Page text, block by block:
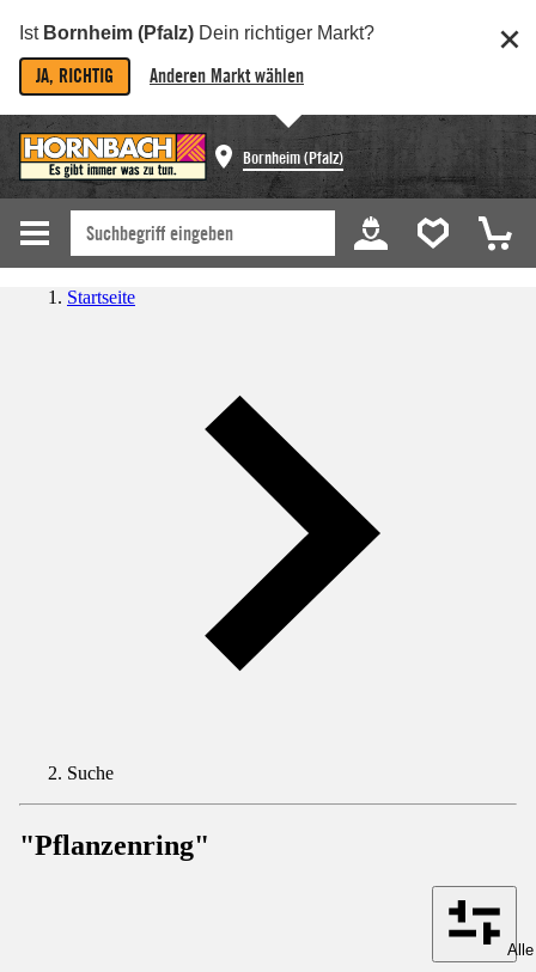
Ist Bornheim (Pfalz) Dein richtiger Markt?
JA, RICHTIG Anderen Markt wählen
Bornheim (Pfalz)
Startseite
Suche
"Pflanzenring"